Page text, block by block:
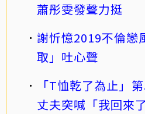
蕭彤雯發聲力挺
謝忻憶2019不倫戀
取」吐心聲
「T恤乾了為止」
丈夫突喊「我回來